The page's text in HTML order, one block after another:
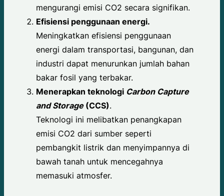
mengurangi emisi CO2 secara signifikan.
Efisiensi penggunaan energi.
Meningkatkan efisiensi penggunaan
energi dalam transportasi, bangunan, dan
industri dapat menurunkan jumlah bahan
bakar fosil yang terbakar.
Menerapkan teknologi Carbon Capture
and Storage(CCS).
Teknologi ini melibatkan penangkapan
emisi CO2 dari sumber seperti
pembangkit listrik dan menyimpannya di
bawah tanah untuk mencegahnya
memasuki atmosfer.